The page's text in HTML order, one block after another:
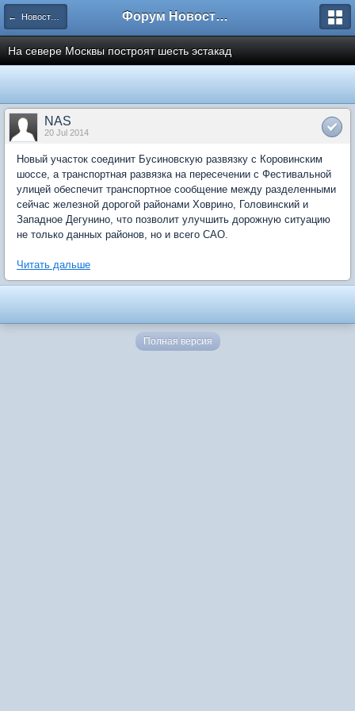
← Новости рынка недвижимости Форум Новостройки
На севере Москвы построят шесть эстакад
NAS
20 Jul 2014
Новый участок соединит Бусиновскую развязку с Коровинским
шоссе, а транспортная развязка на пересечении с Фестивальной
улицей обеспечит транспортное сообщение между разделенными
сейчас железной дорогой районами Ховрино, Головинский и
Западное Дегунино, что позволит улучшить дорожную ситуацию
не только данных районов, но и всего САО.
Читать дальше
Полная версия